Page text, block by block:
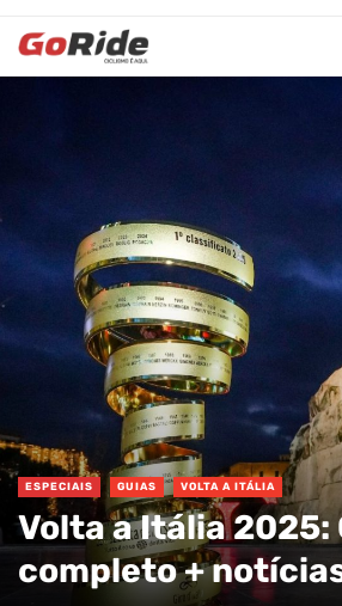
ESPECIAIS GUIAS VOLTA A ITÁLIA
Volta a Itália 2025:
completo +